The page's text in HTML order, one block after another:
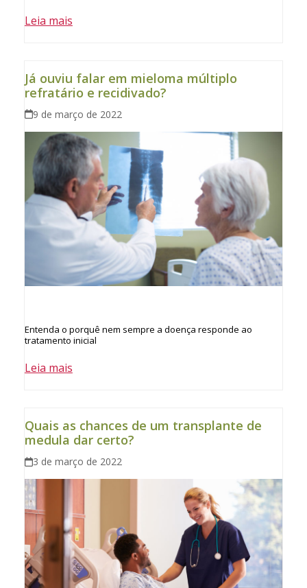
Leia mais
Já ouviu falar em mieloma múltiplo
refratário e recidivado?
9 de março de 2022
Entenda o porquê nem sempre a doença responde ao
tratamento inicial
Leia mais
Quais as chances de um transplante de
medula dar certo?
3 de março de 2022